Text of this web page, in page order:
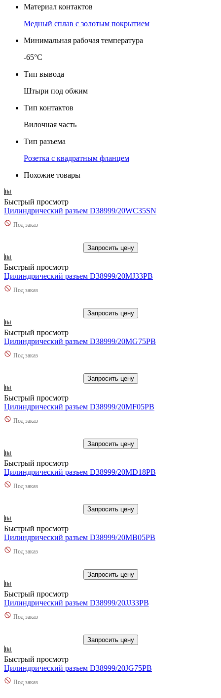
Материал контактов
Медный сплав с золотым покрытием
Минимальная рабочая температура
-65°C
Тип вывода
Штыри под обжим
Тип контактов
Вилочная часть
Тип разъема
Розетка с квадратным фланцем
Похожие товары
Быстрый просмотр
Цилиндрический разъем D38999/20WC35SN
Под заказ
Запросить цену
Быстрый просмотр
Цилиндрический разъем D38999/20MJ33PB
Под заказ
Запросить цену
Быстрый просмотр
Цилиндрический разъем D38999/20MG75PB
Под заказ
Запросить цену
Быстрый просмотр
Цилиндрический разъем D38999/20MF05PB
Под заказ
Запросить цену
Быстрый просмотр
Цилиндрический разъем D38999/20MD18PB
Под заказ
Запросить цену
Быстрый просмотр
Цилиндрический разъем D38999/20MB05PB
Под заказ
Запросить цену
Быстрый просмотр
Цилиндрический разъем D38999/20JJ33PB
Под заказ
Запросить цену
Быстрый просмотр
Цилиндрический разъем D38999/20JG75PB
Под заказ